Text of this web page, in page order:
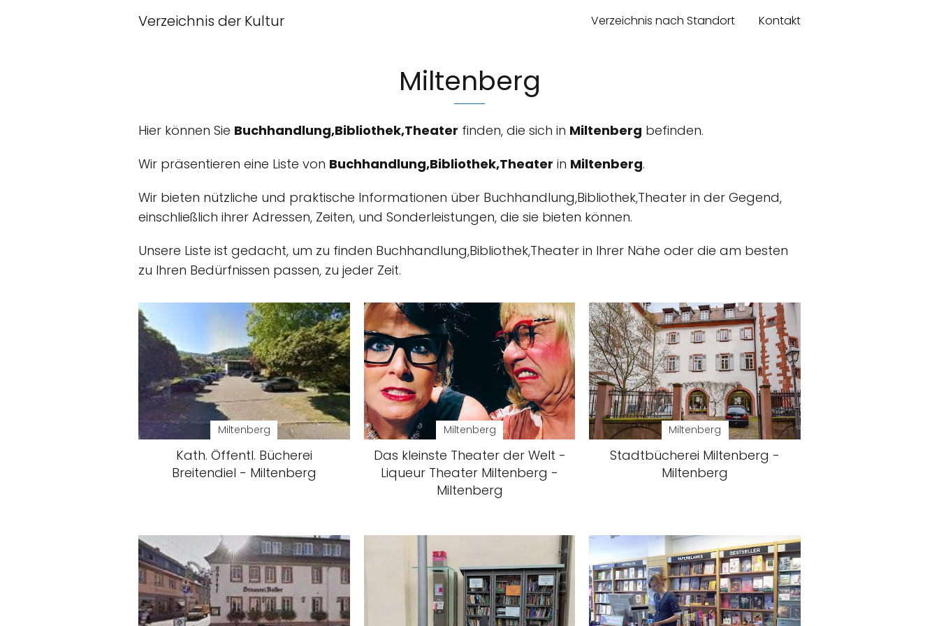
Verzeichnis der Kultur Verzeichnis nach Standort Kontakt
Miltenberg
Hier können Sie Buchhandlung,Bibliothek,Theater finden, die sich in Miltenberg befinden.
Wir präsentieren eine Liste von Buchhandlung,Bibliothek,Theater in Miltenberg.
Wir bieten nützliche und praktische Informationen über Buchhandlung,Bibliothek,Theater in der Gegend,
einschließlich ihrer Adressen, Zeiten, und Sonderleistungen, die sie bieten können.
Unsere Liste ist gedacht, um zu finden Buchhandlung,Bibliothek,Theater in Ihrer Nähe oder die am besten
zu Ihren Bedürfnissen passen, zu jeder Zeit.
Miltenberg
Kath. Öffentl. Bücherei
Breitendiel - Miltenberg
Miltenberg
Das kleinste Theater der Welt -
Liqueur Theater Miltenberg -
Miltenberg
Miltenberg
Stadtbücherei Miltenberg -
Miltenberg